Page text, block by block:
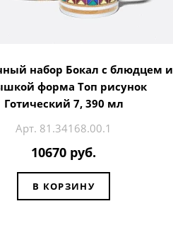
набор Бокал с блюдцем и
форма Топ рисунок
Готический 7, 390 мл
Арт. 81.34168.00.1
10670 руб.
В КОРЗИНУ